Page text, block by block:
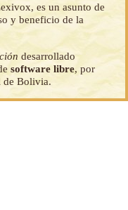
es un asunto de
y beneficio de la
desarrollado
software libre, por
de Bolivia.